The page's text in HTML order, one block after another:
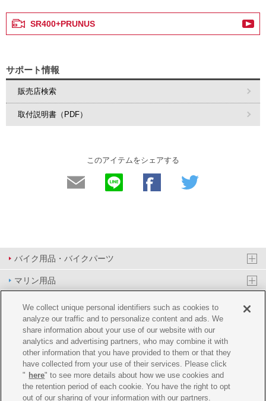
SR400+PRUNUS
サポート情報
販売店検索
取付説明書（PDF）
このアイテムをシェアする
バイク用品・バイクパーツ
マリン用品
PAS/YPJ用品
その他用品
イベント&エンターテイメント
オンラインショップ
企業情報
We collect unique personal identifiers such as cookies to
analyze our traffic and to personalize content and ads. We
share information about your use of our website with our
analytics and advertising partners, who may combine it with
other information that you have provided to them or that they
have collected from your use of their services. Please click
" here" to see more details about how we use cookies and
the retention period of each cookie. You have the right to opt
out of our sharing of your information with our partners.